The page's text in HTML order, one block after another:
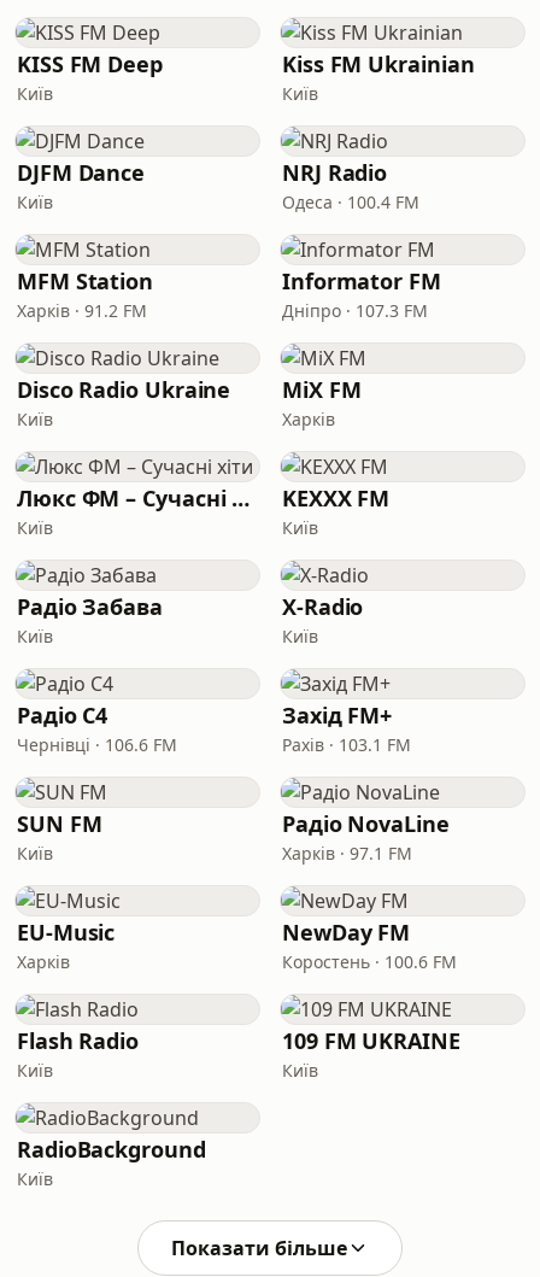
KISS FM Deep
Київ
Kiss FM Ukrainian
Київ
DJFM Dance
Київ
NRJ Radio
Одеса · 100.4 FM
MFM Station
Харків · 91.2 FM
Informator FM
Дніпро · 107.3 FM
Disco Radio Ukraine
Київ
MiX FM
Харків
Люкс ФМ – Сучасні хіти
Київ
KEXXX FM
Київ
Радіо Забава
Київ
X-Radio
Київ
Радіо C4
Чернівці · 106.6 FM
Захід FM+
Рахів · 103.1 FM
SUN FM
Київ
Радіо NovaLine
Харків · 97.1 FM
EU-Music
Харків
NewDay FM
Коростень · 100.6 FM
Flash Radio
Київ
109 FM UKRAINE
Київ
RadioBackground
Київ
Показати більше